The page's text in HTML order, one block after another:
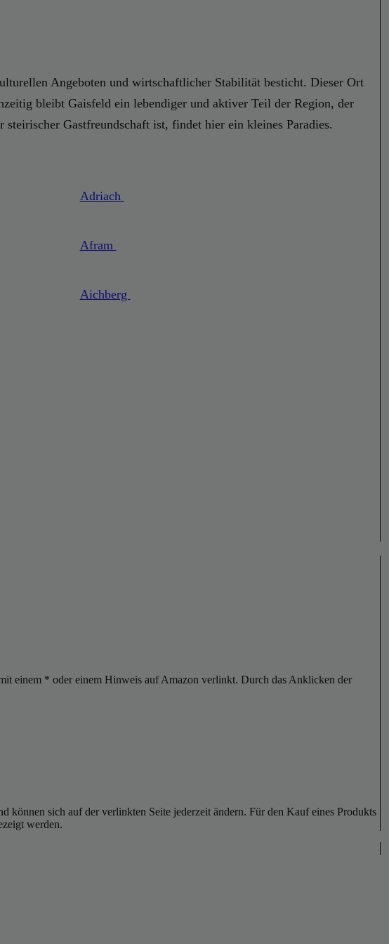
Angeboten und wirtschaftlicher Stabilität besticht. Dieser Ort
bleibt Gaisfeld ein lebendiger und aktiver Teil der Region, der
Gastfreundschaft ist, findet hier ein kleines Paradies.
Adriach
Afram
Aichberg
einem * oder einem Hinweis auf Amazon verlinkt. Durch das Anklicken der
können sich auf der verlinkten Seite jederzeit ändern. Für den Kauf eines Produkts
werden.